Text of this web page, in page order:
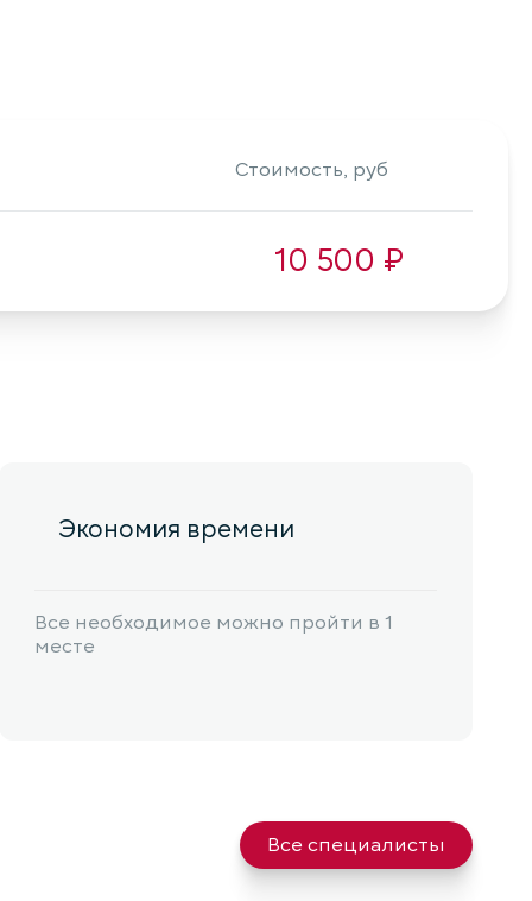
Стоимость, руб
10 500 ₽
Экономия времени
Все необходимое можно пройти в 1
месте
Все специалисты